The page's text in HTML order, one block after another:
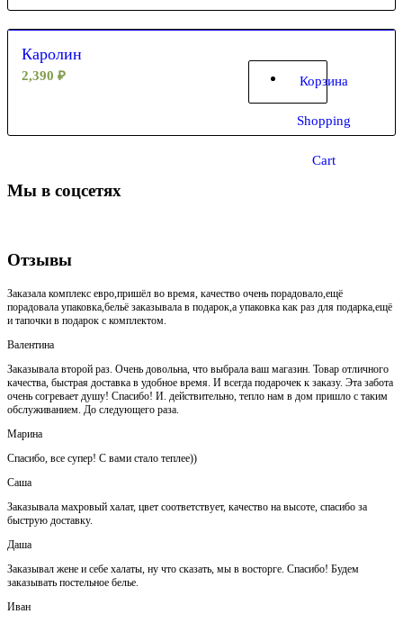
Корзина
Shopping
Cart
Каролин
2,390 ₽
Мы в соцсетях
Отзывы
Заказала комплекс евро,пришёл во время, качество очень порадовало,ещё
порадовала упаковка,бельё заказывала в подарок,а упаковка как раз для подарка,ещё
и тапочки в подарок с комплектом.
Валентина
Заказывала второй раз. Очень довольна, что выбрала ваш магазин. Товар отличного
качества, быстрая доставка в удобное время. И всегда подарочек к заказу. Эта забота
очень согревает душу! Спасибо! И. действительно, тепло нам в дом пришло с таким
обслуживанием. До следующего раза.
Марина
Спасибо, все супер! С вами стало теплее))
Саша
Заказывала махровый халат, цвет соответствует, качество на высоте, спасибо за
быструю доставку.
Даша
Заказывал жене и себе халаты, ну что сказать, мы в восторге. Спасибо! Будем
заказывать постельное белье.
Иван